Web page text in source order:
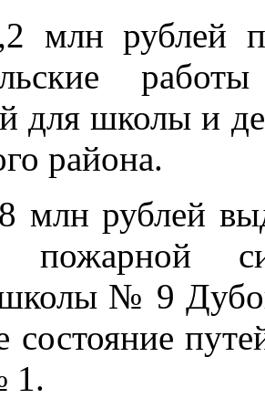
млн рублей
для школы и
района.
млн рублей
пожарной
№ 9
состояние
1.